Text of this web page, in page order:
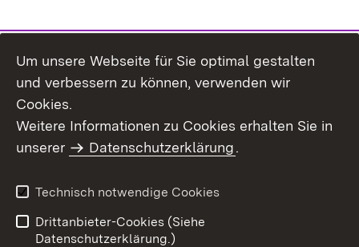
Um unsere Webseite für Sie optimal gestalten
und verbessern zu können, verwenden wir
Cookies.
Weitere Informationen zu Cookies erhalten Sie in
unserer
Datenschutzerklärung.
Technisch notwendige Cookies
Drittanbieter-Cookies (Siehe
Datenschutzerklärung.)